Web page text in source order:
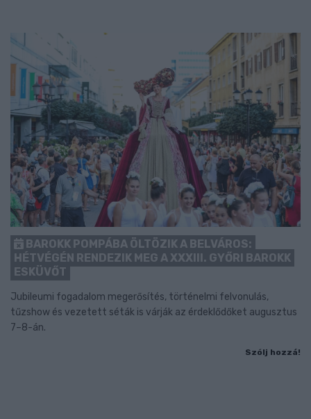
BAROKK POMPÁBA ÖLTÖZIK A BELVÁROS:
HÉTVÉGÉN RENDEZIK MEG A XXXIII. GYŐRI BAROKK
ESKÜVŐT
Jubileumi fogadalom megerősítés, történelmi felvonulás,
tűzshow és vezetett séták is várják az érdeklődőket augusztus
7–8-án.
Szólj hozzá!